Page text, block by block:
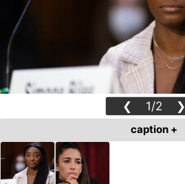
❮ 1/2 ❯
caption +